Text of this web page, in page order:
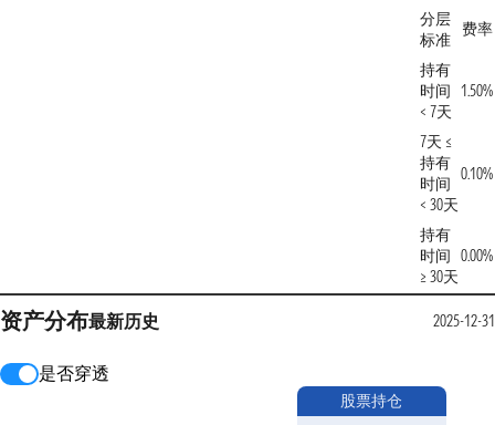
分层
标准
费率
持有
时间
< 7天
1.50%
7天 ≤
持有
时间
< 30天
0.10%
持有
时间
≥ 30天
0.00%
资产分布最新历史 2025-12-31
是否穿透
股票持仓